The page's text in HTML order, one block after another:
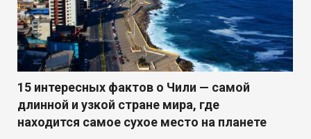
15 интересных фактов о Чили — самой
длинной и узкой стране мира, где
находится самое сухое место на планете